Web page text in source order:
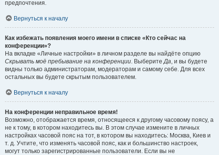
предпочтения.
Вернуться к началу
Как избежать появления моего имени в списке «Кто сейчас на
конференции»?
На вкладке «Личные настройки» в личном разделе вы найдёте опцию
Скрывать моё пребывание на конференции. ВыберитеДа, и вы будете
видны только администраторам, модераторам и самому себе. Для всех
остальных вы будете скрытым пользователем.
Вернуться к началу
На конференции неправильное время!
Возможно, отображается время, относящееся к другому часовому поясу, а
не к тому, в котором находитесь вы. В этом случае измените в личных
настройках часовой пояс на тот, в котором вы находитесь: Москва, Киев и
т. д. Учтите, что изменять часовой пояс, как и большинство настроек,
могут только зарегистрированные пользователи. Если вы не